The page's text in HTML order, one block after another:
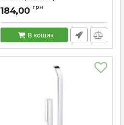
Артикул: ZX5064
184,00 грн
В кошик